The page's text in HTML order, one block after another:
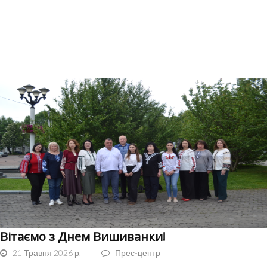
Вітаємо з Днем Вишиванки!
21 Травня 2026 р.
Прес-центр